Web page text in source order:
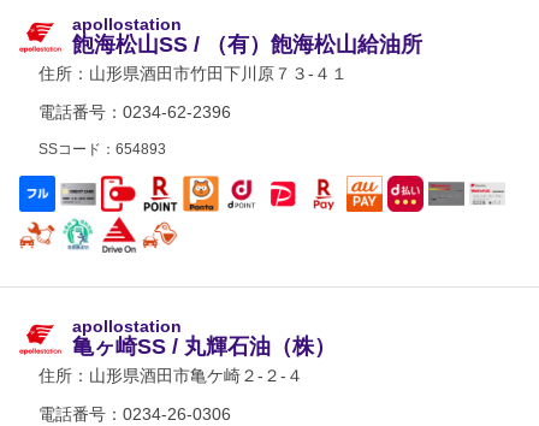
apollostation
飽海松山SS / （有）飽海松山給油所
住所： 山形県酒田市竹田下川原７３-４１
電話番号：0234-62-2396
SSコード：654893
apollostation
亀ヶ崎SS / 丸輝石油（株）
住所： 山形県酒田市亀ケ崎２-２-４
電話番号：0234-26-0306